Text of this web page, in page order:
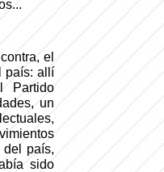
el
país: allí
Partido
un
del país,
sido